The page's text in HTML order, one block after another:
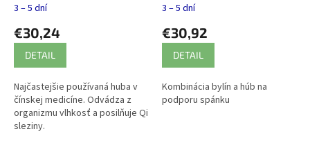
3 – 5 dní
€30,24
DETAIL
Najčastejšie používaná huba v
čínskej medicíne. Odvádza z
organizmu vlhkosť a posilňuje Qi
sleziny.
3 – 5 dní
€30,92
DETAIL
Kombinácia bylín a húb na
podporu spánku